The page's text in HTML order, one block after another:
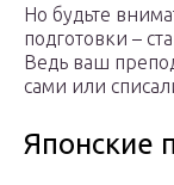
Но будьте
подготовки –
Ведь ваш
сами или
Японские